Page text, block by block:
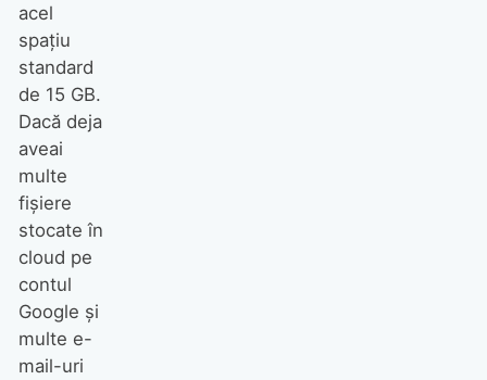
acel
spațiu
standard
de 15 GB.
Dacă deja
aveai
multe
fișiere
stocate în
cloud pe
contul
Google și
multe e-
mail-uri